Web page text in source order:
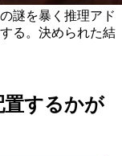
謎を暴く推理アド
る。決められた結
置するかが